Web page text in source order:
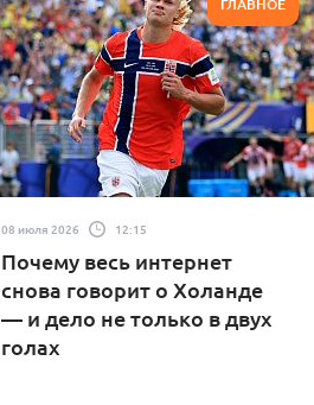
ГЛАВНОЕ
08 июля 2026 12:15
Почему весь интернет
снова говорит о Холанде
— и дело не только в двух
голах